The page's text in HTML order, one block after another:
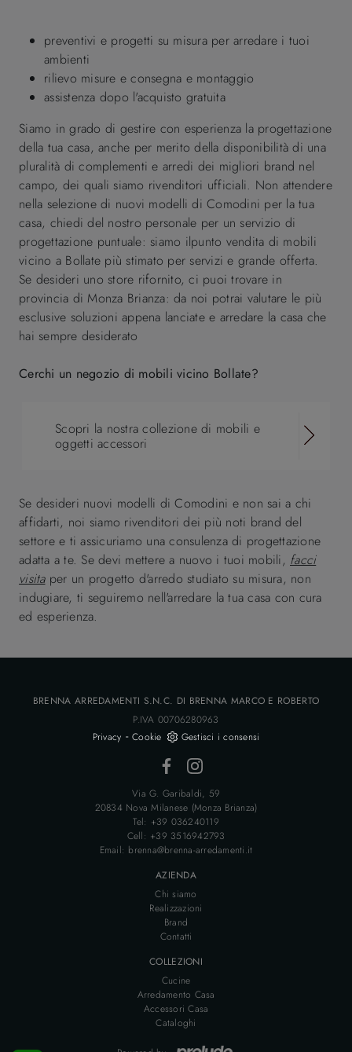
preventivi e progetti su misura per arredare i tuoi
ambienti
rilievo misure e consegna e montaggio
assistenza dopo l'acquisto gratuita
Siamo in grado di gestire con esperienza la progettazione
della tua casa, anche per merito della disponibilità di una
pluralità di complementi e arredi dei migliori brand nel
campo, dei quali siamo rivenditori ufficiali. Non attendere
nella selezione di nuovi modelli di Comodini per la tua
casa, chiedi del nostro personale per un servizio di
progettazione puntuale: siamo ilpunto vendita di mobili
vicino a Bollate più stimato per servizi e grande offerta.
Se desideri uno store rifornito, ci puoi trovare in
provincia di Monza Brianza: da noi potrai valutare le più
esclusive soluzioni appena lanciate e arredare la casa che
hai sempre desiderato
Cerchi un negozio di mobili vicino Bollate?
Scopri la nostra collezione di mobili e
oggetti accessori
Se desideri nuovi modelli di Comodini e non sai a chi
affidarti, noi siamo rivenditori dei più noti brand del
settore e ti assicuriamo una consulenza di progettazione
adatta a te. Se devi mettere a nuovo i tuoi mobili, facci
visitaper un progetto d'arredo studiato su misura, non
indugiare, ti seguiremo nell'arredare la tua casa con cura
ed esperienza.
BRENNA ARREDAMENTI S.N.C. DI BRENNA MARCO E ROBERTO
P.IVA 00706280963
Privacy -Cookie Gestisci i consensi
Via G. Garibaldi, 59
20834 Nova Milanese (Monza Brianza)
Tel: +39 036240119
Cell: +39 3516942793
Email: brenna@brenna-arredamenti.it
AZIENDA
Chi siamo
Realizzazioni
Brand
Contatti
COLLEZIONI
Cucine
Arredamento Casa
Accessori Casa
Cataloghi